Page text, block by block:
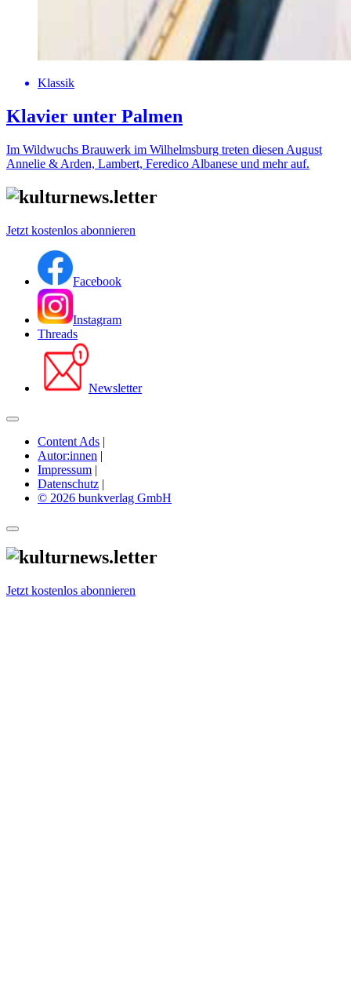
Klassik
Klavier unter Palmen
Im Wildwuchs Brauwerk im Wilhelmsburg treten diesen August
Annelie & Arden, Lambert, Feredico Albanese und mehr auf.
Jetzt kostenlos abonnieren
Facebook
Instagram
Threads
Newsletter
Content Ads |
Autor:innen |
Impressum |
Datenschutz |
© 2026 bunkverlag GmbH
Jetzt kostenlos abonnieren